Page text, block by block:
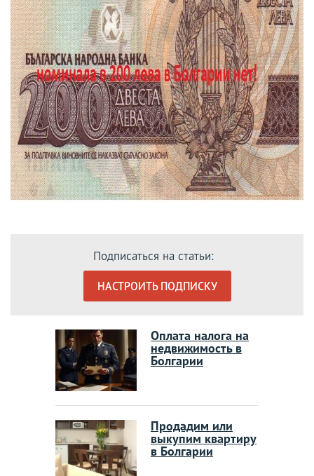
Подписаться на статьи:
НАСТРОИТЬ ПОДПИСКУ
Оплата налога на
недвижимость в
Болгарии
Продадим или
выкупим квартиру
в Болгарии